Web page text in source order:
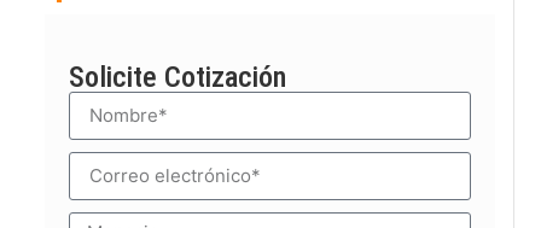
Solicite Cotización